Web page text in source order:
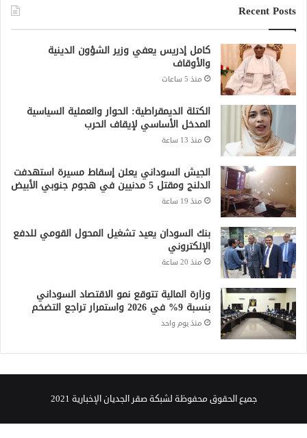
Recent Posts
كامل إدريس يعفي وزير الشؤون الدينية
والأوقاف
منذ 5 ساعات
الكتلة الديمقراطية: الحوار والعملية السياسية
المدخل الأساسي لإيقاف الحرب
منذ 13 ساعة
الجيش السوداني يعلن إسقاط مسيرة استهدفت
الدلنج ومقتل 5 مدنيين في هجوم جنوبي الأبيض
منذ 19 ساعة
بنك السودان يعيد تشغيل المحول القومي للدفع
الإلكتروني
منذ 20 ساعة
وزارة المالية تتوقع نمو الاقتصاد السوداني
بنسبة 9% في 2026 واستمرار تراجع التضخم
منذ يوم واحد
جميع الحقوق محفوظة لشبكة صقر الجديان الإخبارية 2021